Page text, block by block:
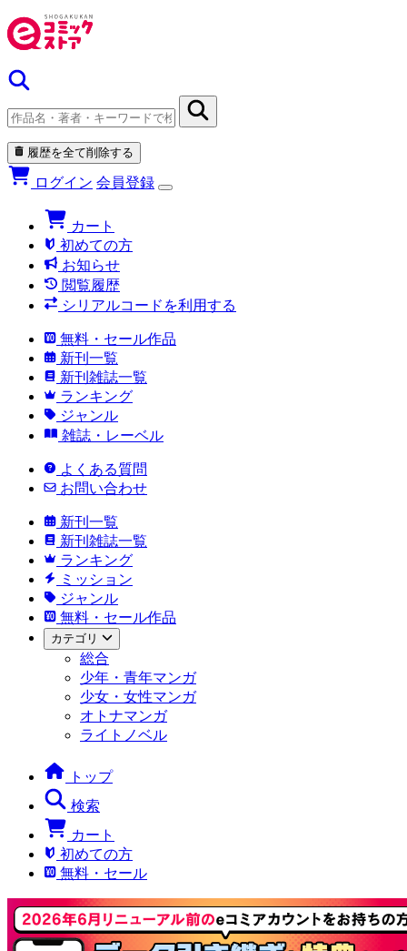
履歴を全て削除する
ログイン 会員登録
カート
初めての方
お知らせ
閲覧履歴
シリアルコードを利用する
無料・セール作品
新刊一覧
新刊雑誌一覧
ランキング
ジャンル
雑誌・レーベル
よくある質問
お問い合わせ
新刊一覧
新刊雑誌一覧
ランキング
ミッション
ジャンル
無料・セール作品
カテゴリ
総合
少年・青年マンガ
少女・女性マンガ
オトナマンガ
ライトノベル
トップ
検索
カート
初めての方
無料・セール